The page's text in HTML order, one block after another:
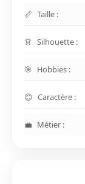
Taille :
Silhouette :
Hobbies :
Caractère :
Métier :